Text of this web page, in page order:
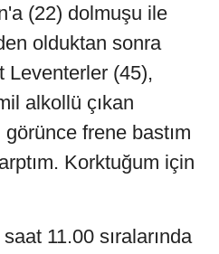
(22) dolmuşu ile
olduktan sonra
Leventerler (45),
alkollü çıkan
frene bastım
Korktuğum için
11.00 sıralarında